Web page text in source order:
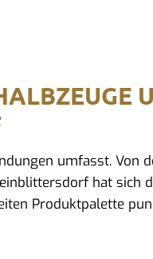
umfasst. Von
hat sich
Produktpalette